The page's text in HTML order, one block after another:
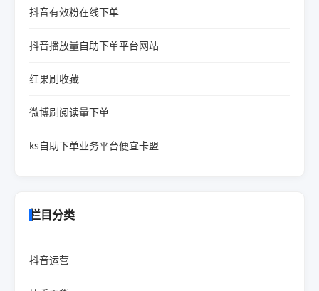
抖音有效粉在线下单
抖音播放量自助下单平台网站
红果刷收藏
微博刷阅读量下单
ks自助下单业务平台便宜卡盟
栏目分类
抖音运营